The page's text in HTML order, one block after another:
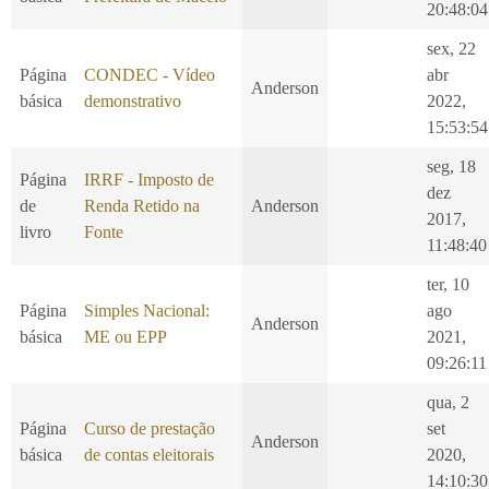
20:48:04
Página
básica
CONDEC - Vídeo
demonstrativo
Anderson
sex, 22
abr
2022,
15:53:54
Página
de
livro
IRRF - Imposto de
Renda Retido na
Fonte
Anderson
seg, 18
dez
2017,
11:48:40
Página
básica
Simples Nacional:
ME ou EPP
Anderson
ter, 10
ago
2021,
09:26:11
Página
básica
Curso de prestação
de contas eleitorais
Anderson
qua, 2
set
2020,
14:10:30